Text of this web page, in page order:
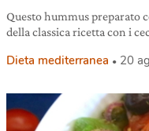
Questo hummus preparato
della classica ricetta con i
Dieta mediterranea 20